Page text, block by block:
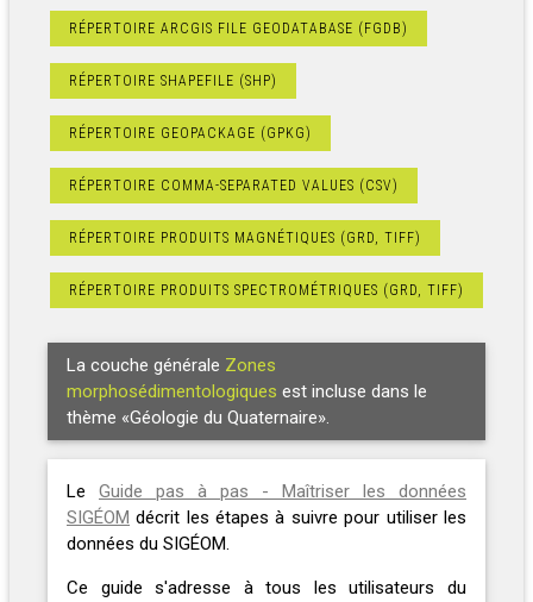
RÉPERTOIRE ARCGIS FILE GEODATABASE (FGDB)
RÉPERTOIRE SHAPEFILE (SHP)
RÉPERTOIRE GEOPACKAGE (GPKG)
RÉPERTOIRE COMMA-SEPARATED VALUES (CSV)
RÉPERTOIRE PRODUITS MAGNÉTIQUES (GRD, TIFF)
RÉPERTOIRE PRODUITS SPECTROMÉTRIQUES (GRD, TIFF)
La couche générale Zones
morphosédimentologiques est incluse dans le
thème «Géologie du Quaternaire».
Le Guide pas à pas - Maîtriser les données
SIGÉOM décrit les étapes à suivre pour utiliser les
données du SIGÉOM.
Ce guide s'adresse à tous les utilisateurs du